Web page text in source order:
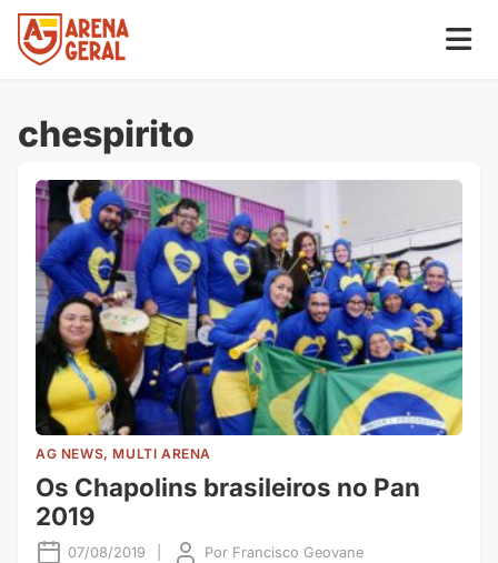
chespirito
AG NEWS, MULTI ARENA
Os Chapolins brasileiros no Pan
2019
07/08/2019 Por Francisco Geovane